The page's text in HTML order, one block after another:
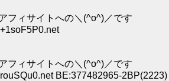
フィサイトへの＼(^o^)／です
フィサイトへの＼(^o^)／です
BE:377482965-2BP(2223)